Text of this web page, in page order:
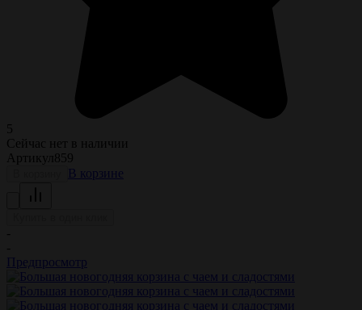
5
Сейчас нет в наличии
Артикул 859
В корзине
-
-
Предпросмотр